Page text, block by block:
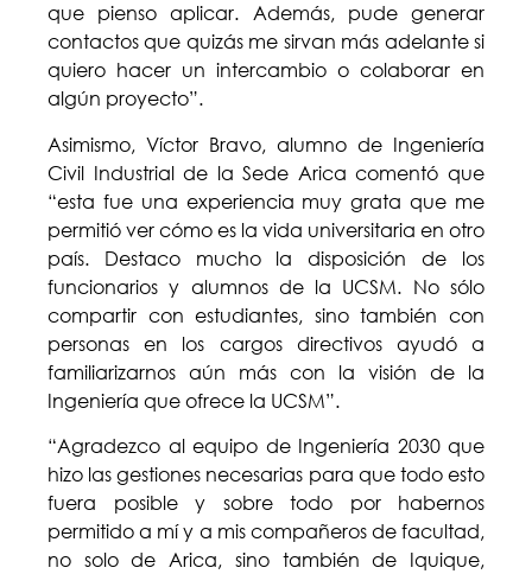
que pienso aplicar. Además, pude generar
contactos que quizás me sirvan más adelante si
quiero hacer un intercambio o colaborar en
algún proyecto”.
Asimismo, Víctor Bravo, alumno de Ingeniería
Civil Industrial de la Sede Arica comentó que
“esta fue una experiencia muy grata que me
permitió ver cómo es la vida universitaria en otro
país. Destaco mucho la disposición de los
funcionarios y alumnos de la UCSM. No sólo
compartir con estudiantes, sino también con
personas en los cargos directivos ayudó a
familiarizarnos aún más con la visión de la
Ingeniería que ofrece la UCSM”.
“Agradezco al equipo de Ingeniería 2030 que
hizo las gestiones necesarias para que todo esto
fuera posible y sobre todo por habernos
permitido a mí y a mis compañeros de facultad,
no solo de Arica, sino también de Iquique,